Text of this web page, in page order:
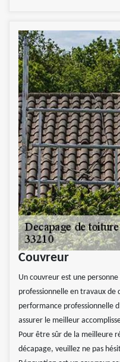
Couvreur
Un couvreur est une
professionnelle en travaux de
performance professionnelle
assurer le meilleur
Pour être sûr de la meilleure
décapage, veuillez ne pas